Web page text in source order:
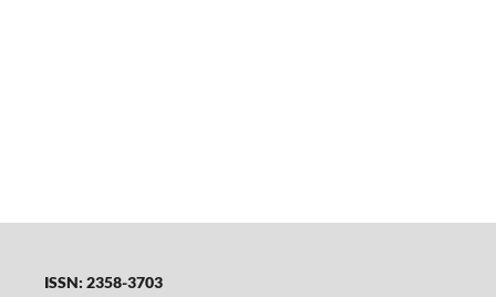
ISSN: 2358-3703